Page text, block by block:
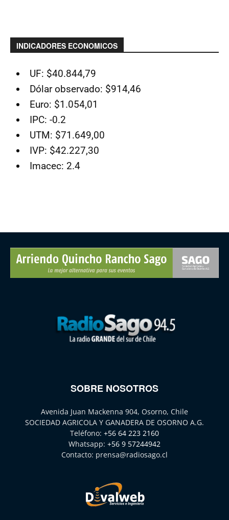
INDICADORES ECONOMICOS
UF: $40.844,79
Dólar observado: $914,46
Euro: $1.054,01
IPC: -0.2
UTM: $71.649,00
IVP: $42.227,30
Imacec: 2.4
SOBRE NOSOTROS
Avenida Juan Mackenna 904, Osorno, Chile
SOCIEDAD AGRICOLA Y GANADERA DE OSORNO A.G.
Teléfono: +56 64 223 2160
Whatsapp: +56 9 57244942
Contacto: prensa@radiosago.cl